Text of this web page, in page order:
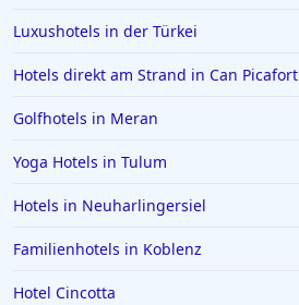
Luxushotels in der Türkei
Hotels direkt am Strand in Can Picafort
Golfhotels in Meran
Yoga Hotels in Tulum
Hotels in Neuharlingersiel
Familienhotels in Koblenz
Hotel Cincotta